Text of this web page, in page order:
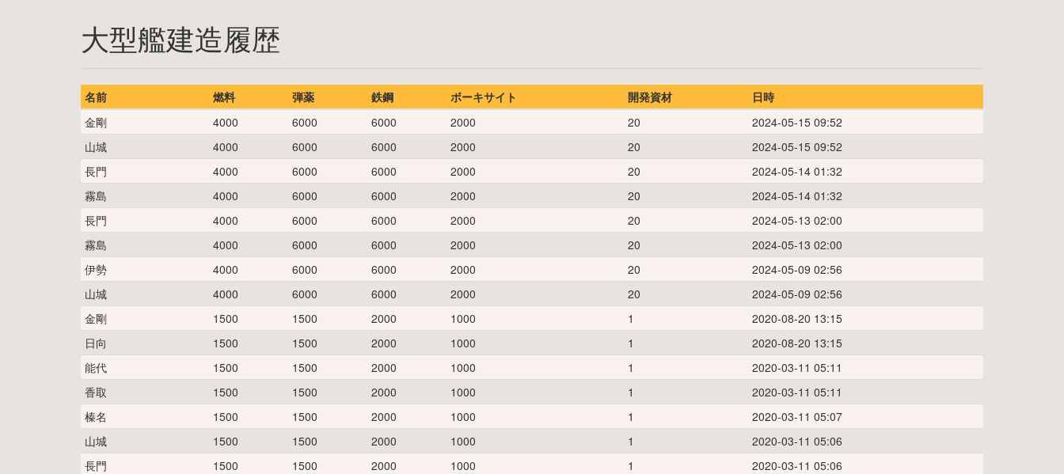
大型艦建造履歴
名前 燃料 弾薬 鉄鋼 ボーキサイト 開発資材
日時
金剛
4000 6000 6000 2000 20
2024-05-15 09:52
山城
4000 6000 6000 2000 20
2024-05-15 09:52
長門
4000 6000 6000 2000 20
2024-05-14 01:32
霧島
4000 6000 6000 2000 20
2024-05-14 01:32
長門
4000 6000 6000 2000 20
2024-05-13 02:00
霧島
4000 6000 6000 2000 20
2024-05-13 02:00
伊勢
4000 6000 6000 2000 20
2024-05-09 02:56
山城
4000 6000 6000 2000 20
2024-05-09 02:56
金剛
1500 1500 2000 1000 1
2020-08-20 13:15
日向
1500 1500 2000 1000 1
2020-08-20 13:15
能代
1500 1500 2000 1000 1
2020-03-11 05:11
香取
1500 1500 2000 1000 1
2020-03-11 05:11
榛名
1500 1500 2000 1000 1
2020-03-11 05:07
山城
1500 1500 2000 1000 1
2020-03-11 05:06
長門
1500 1500 2000 1000 1
2020-03-11 05:06